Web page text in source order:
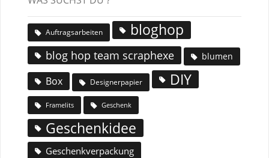
Auftragsarbeiten bloghop
blog hop team scraphexe blumen
Box Designerpapier DIY
Framelits Geschenk
Geschenkidee
Geschenkverpackung